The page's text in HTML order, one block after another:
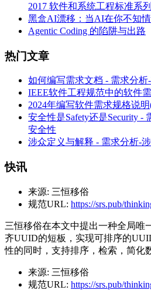
2017 软件和系统工程标准系
黑盒AI漂移：当AI在你不知
Agentic Coding 的陷阱与出路
热门文章
如何编写需求文档 - 需求分析
IEEE软件工程规范中的软件
2024年编写软件需求规格说
安全性是Safety还是Security -
安全性
涉众定义与解释 - 需求分析-
快讯
来源: 三恒移俗
规范URL: https://srs.pub/
三恒移俗在本文中提出一种全局唯
齐UUID的短板，实现可排序的
性的同时，支持排序，检索，简化
来源: 三恒移俗
规范URL: https://srs.pub/